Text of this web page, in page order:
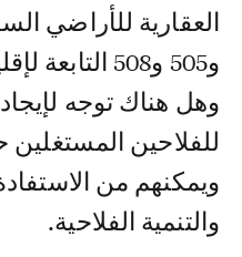
و505 و508
وهل هناك توجه
للفلاحين المستغلين
ويمكنهم من
والتنمية الفلاحية.